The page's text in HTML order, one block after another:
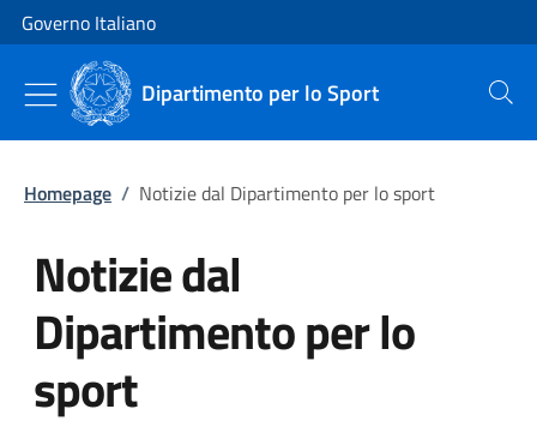
Vai al contenuto
Vai alla navigazione del sito
Governo Italiano
Dipartimento per lo Sport Cerca
Homepage / Notizie dal Dipartimento per lo sport
Notizie dal
Dipartimento per lo
sport